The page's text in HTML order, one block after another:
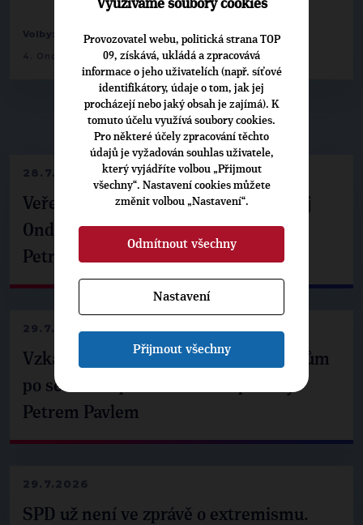
▶NEPŘEHLÉDNĚTE◀
28.7.2026
Veřejné finance, euro i školství. Matěj
Ondřej Havel jednal s prezidentem
Petrem Pavlem
29.7.2026
Vzkaz Matěje Ondřeje Havla příznivcům
po setkání s prezidentem republiky
Petrem Pavlem
29.7.2026
SPD už není ve zprávě o extremismu.
Volby: 2025 poslanecká sněmovna-Pardubický-
4. Ondřej Müller
Využíváme soubory cookies
Provozovatel webu, politická strana TOP
09, získává, ukládá a zpracovává
informace o jeho uživatelích (např. síťové
identifikátory, údaje o tom, jak jej
procházejí nebo jaký obsah je zajímá). K
tomuto účelu využívá soubory cookies.
Pro některé účely zpracování těchto
údajů je vyžadován souhlas uživatele,
který vyjádříte volbou „Přijmout
všechny“. Nastavení cookies můžete
změnit volbou „Nastavení“.
Odmítnout všechny
Nastavení
Přijmout všechny